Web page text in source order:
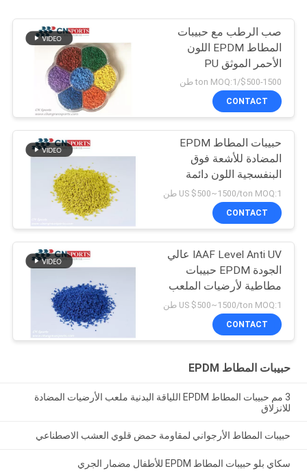
صب الرطب مع حبيبات
المطاط EPDM اللون
الأحمر الموثق PU
$500-1500/ton MOQ:1 طن
CONTACT
حبيبات المطاط EPDM
المضادة للأشعة فوق
البنفسجية اللون دائمة
US $500~1500/ton MOQ:1 طن
CONTACT
IAAF Level Anti UV عالي
الجودة EPDM حبيبات
مطاطية لأرضيات الملعب
US $500~1500/ton MOQ:1 طن
CONTACT
حبيبات المطاط EPDM
3 مم حبيبات المطاط EPDM اللياقة البدنية ملعب الأرضيات المضادة
للانزلاق
حبيبات المطاط الأرجواني لمقاومة حمض قلوي العشب الاصطناعي
سكاي بلو حبيبات المطاط EPDM للأطفال مضمار الجري